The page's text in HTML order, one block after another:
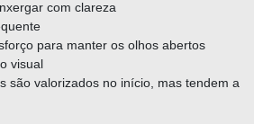
com clareza
para manter os olhos abertos
visual
são valorizados no início, mas tendem a